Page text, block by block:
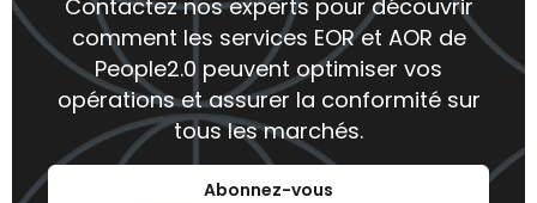
Contactez nos experts pour découvrir
comment les services EOR et AOR de
People2.0 peuvent optimiser vos
opérations et assurer la conformité sur
tous les marchés.
Abonnez-vous